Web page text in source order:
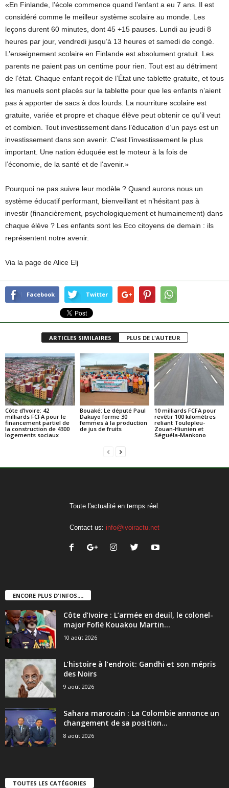
«En Finlande, l’école commence quand l’enfant a eu 7 ans. Il est
considéré comme le meilleur système scolaire au monde. Les
leçons durent 60 minutes, dont 45 +15 pauses. Lundi au jeudi 8
heures par jour, vendredi jusqu’à 13 heures et samedi de congé.
L’enseignement scolaire en Finlande est absolument gratuit. Les
parents ne paient pas un centime pour rien. Tout est au détriment
de l’état. Chaque enfant reçoit de l’État une tablette gratuite, et tous
les manuels sont placés sur la tablette pour que les enfants n’aient
pas à apporter de sacs à dos lourds. La nourriture scolaire est
gratuite, variée et propre et chaque élève peut obtenir ce qu’il veut
et combien. Tout investissement dans l’éducation d’un pays est un
investissement dans son avenir. C’est l’investissement le plus
important. Une nation éduquée est le moteur à la fois de
l’économie, de la santé et de l‘avenir.»
Pourquoi ne pas suivre leur modèle ? Quand aurons nous un
système éducatif performant, bienveillant et n’hésitant pas à
investir (financièrement, psychologiquement et humainement) dans
chaque élève ? Les enfants sont les Eco citoyens de demain : ils
représentent notre avenir.
Via la page de Alice Elj
Facebook Twitter
ARTICLES SIMILAIRES PLUS DE L'AUTEUR
Côte d’Ivoire: 42
milliards FCFA pour le
financement partiel de
la construction de 4300
logements sociaux
Bouaké: Le député Paul
Dakuyo forme 30
femmes à la production
de jus de fruits
10 milliards FCFA pour
revêtir 100 kilomètres
reliant Toulepleu-
Zouan-Hiunien et
Séguéla-Mankono
Toute l'actualité en temps réel.
Contact us: info@ivoiractu.net
ENCORE PLUS D'INFOS....
Côte d’Ivoire : L’armée en deuil, le colonel-
major Fofié Kouakou Martin...
10 août 2026
L’histoire à l’endroit: Gandhi et son mépris
des Noirs
9 août 2026
Sahara marocain : La Colombie annonce un
changement de sa position...
8 août 2026
TOUTES LES CATÉGORIES